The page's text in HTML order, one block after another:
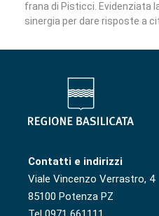
frana di Pisticci. Evidenziata
sinergia per dare risposte a
Contatti e indirizzi
Viale Vincenzo Verrastro, 4
85100 Potenza PZ